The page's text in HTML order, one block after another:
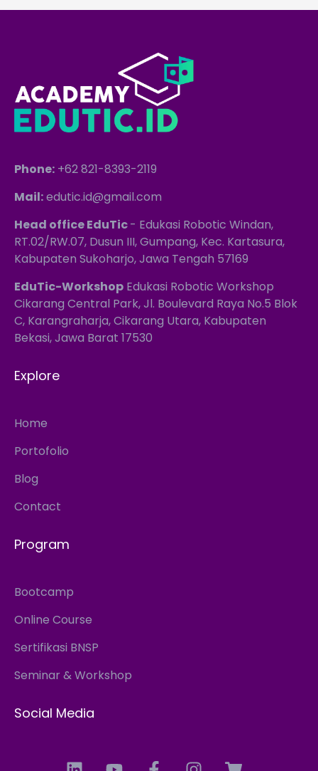
Phone: +62 821-8393-2119
Mail:edutic.id@gmail.com
Head office EduTic- Edukasi Robotic Windan,
RT.02/RW.07, Dusun III, Gumpang, Kec. Kartasura,
Kabupaten Sukoharjo, Jawa Tengah 57169
EduTic-Workshop Edukasi Robotic Workshop
Cikarang Central Park, Jl. Boulevard Raya No.5 Blok
C, Karangraharja, Cikarang Utara, Kabupaten
Bekasi, Jawa Barat 17530
Explore
Home
Portofolio
Blog
Contact
Program
Bootcamp
Online Course
Sertifikasi BNSP
Seminar & Workshop
Social Media